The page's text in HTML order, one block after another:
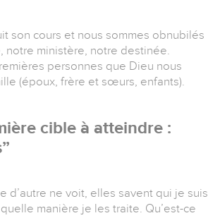
son cours et nous sommes obnubilés
notre ministère, notre destinée.
personnes que Dieu nous
(époux, frère et sœurs, enfants).
cible à atteindre :
d’autre ne voit, elles savent qui je suis
manière je les traite. Qu’est-ce